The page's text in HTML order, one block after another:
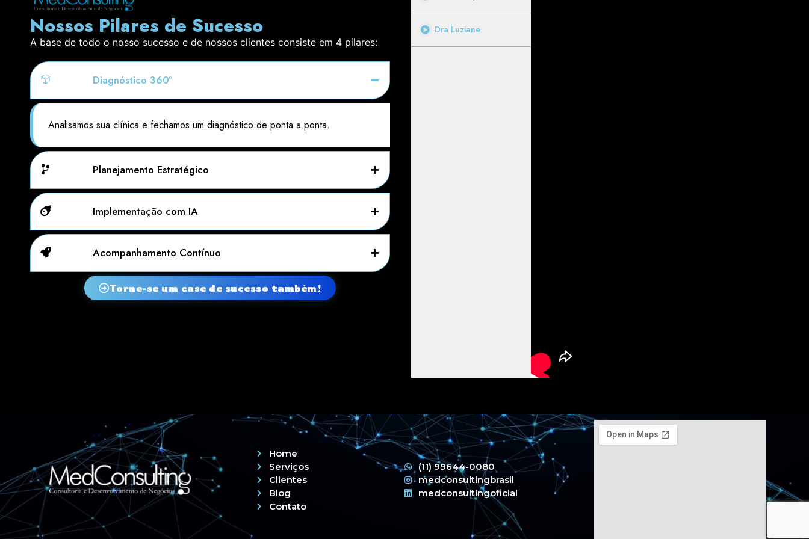
Nossos Pilares de Sucesso
A base de todo o nosso sucesso e de nossos clientes consiste em 4 pilares:
Diagnóstico 360º
Analisamos sua clínica e fechamos um diagnóstico de ponta a ponta.
Planejamento Estratégico
Implementação com IA
Acompanhamento Contínuo
Torne-se um case de sucesso também!
Dra Luziane
Home
Serviços
Clientes
Blog
Contato
(11) 99644-0080
medconsultingbrasil
medconsultingoficial